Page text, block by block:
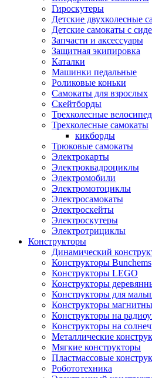
Гироскутеры
Детские двухколесные
Детские самокаты с
Запчасти и аксессуары
Защитная экипировка
Каталки
Машинки педальные
Роликовые коньки
Самокаты для взрослых
Скейтборды
Трехколесные
Трехколесные самокаты
кикборды
Трюковые самокаты
Электрокарты
Электроквадроциклы
Электромобили
Электромотоциклы
Электросамокаты
Электроскейты
Электроскутеры
Электротрициклы
Конструкторы
Динамический
Конструкторы Bunchems
Конструкторы LEGO
Конструкторы
Конструкторы для
Конструкторы
Конструкторы на
Конструкторы на
Металлические
Мягкие конструкторы
Пластмассовые
Робототехника